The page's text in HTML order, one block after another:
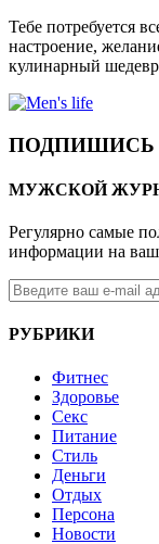
Тебе потребуется
настроение,
кулинарный
ПОДПИШИСЬ
МУЖСКОЙ
Регулярно самые
информации на
РУБРИКИ
Фитнес
Здоровье
Секс
Питание
Стиль
Деньги
Отдых
Персона
Новости